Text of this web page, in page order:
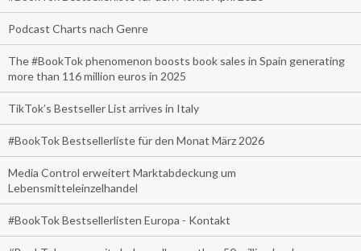
Podcast Charts nach Genre
The #BookTok phenomenon boosts book sales in Spain generating
more than 116 million euros in 2025
TikTok’s Bestseller List arrives in Italy
#BookTok Bestsellerliste für den Monat März 2026
Media Control erweitert Marktabdeckung um
Lebensmitteleinzelhandel
#BookTok Bestsellerlisten Europa - Kontakt